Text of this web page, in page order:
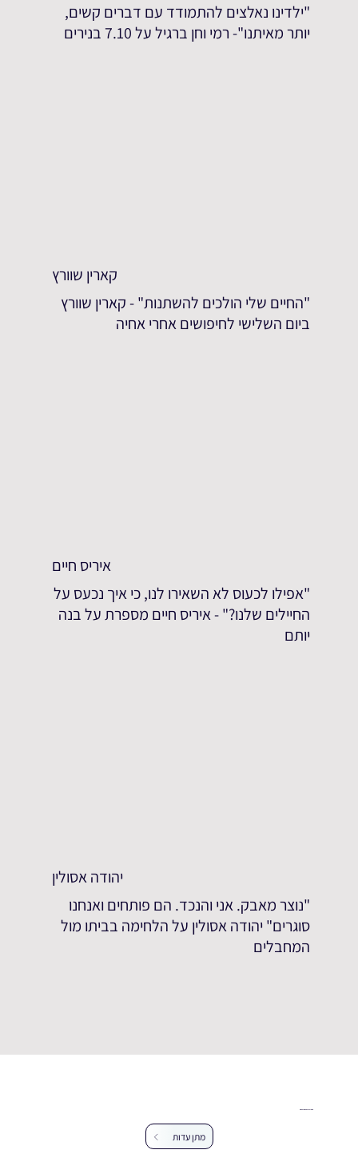
"ילדינו נאלצים להתמודד עם דברים קשים,
יותר מאיתנו"- רמי וחן ברגיל על 7.10 בנירים
קארין שוורץ
"החיים שלי הולכים להשתנות" - קארין שוורץ
ביום השלישי לחיפושים אחרי אחיה
איריס חיים
"אפילו לכעוס לא השאירו לנו, כי איך נכעס על
החיילים שלנו?" - איריס חיים מספרת על בנה
יותם
יהודה אסולין
"נוצר מאבק. אני והנכד. הם פותחים ואנחנו
סוגרים" יהודה אסולין על הלחימה בביתו מול
המחבלים
מתן עדות